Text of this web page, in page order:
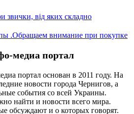
звички, від яких складно
.Обращаем внимание при покупке
медиа портал
портал основан в 2011 году. На
новости города Чернигов, а
события со всей Украины.
найти и новости всего мира.
обсуждают и о которых говорят.